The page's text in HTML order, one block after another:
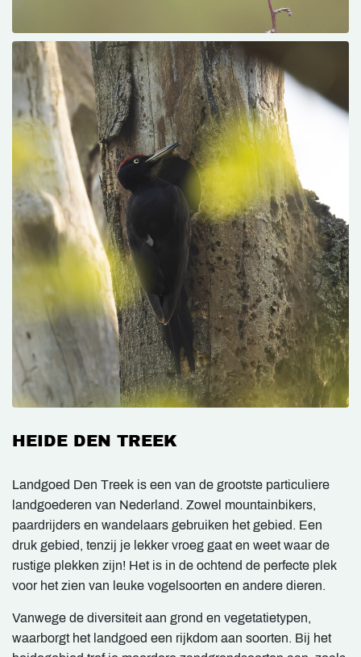
HEIDE DEN TREEK
Landgoed Den Treek is een van de grootste particuliere
landgoederen van Nederland. Zowel mountainbikers,
paardrijders en wandelaars gebruiken het gebied. Een
druk gebied, tenzij je lekker vroeg gaat en weet waar de
rustige plekken zijn! Het is in de ochtend de perfecte plek
voor het zien van leuke vogelsoorten en andere dieren.
Vanwege de diversiteit aan grond en vegetatietypen,
waarborgt het landgoed een rijkdom aan soorten. Bij het